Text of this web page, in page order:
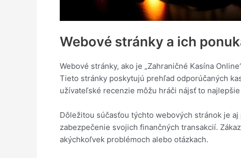
Webové stránky a ich
Webové stránky, ako je „Zahraničné Kasína
Tieto stránky poskytujú prehľad odporúčaných
užívateľské recenzie môžu hráči nájsť to
Dôležitou súčasťou týchto webových stránok je
zabezpečenie svojich finančných transakcií.
akýchkoľvek problémoch alebo otázkach.